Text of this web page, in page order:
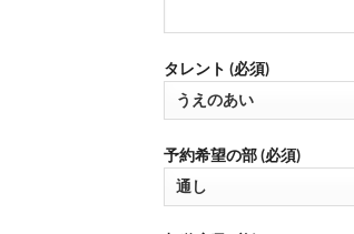
タレント (必須)
予約希望の部 (必須)